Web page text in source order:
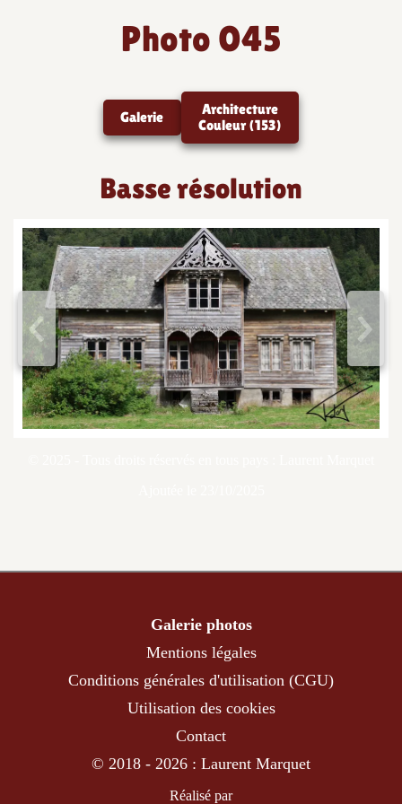
Photo 045
Galerie
Architecture
Couleur (153)
Basse résolution
< >
Galerie photos
Mentions légales
Conditions générales d'utilisation (CGU)
Utilisation des cookies
Contact
© 2018 - 2026 : Laurent Marquet
Réalisé par